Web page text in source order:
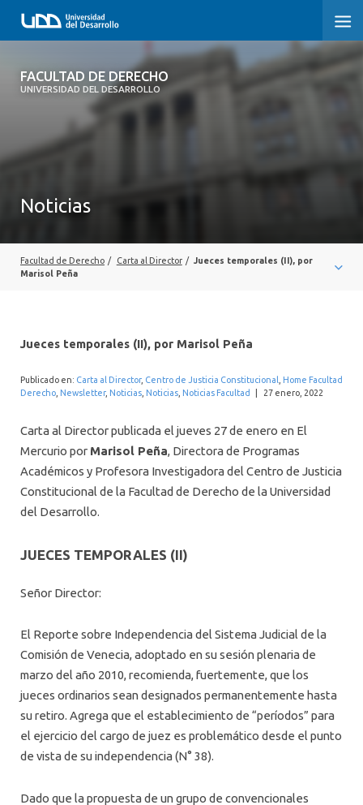
FACULTAD DE DERECHO
UNIVERSIDAD DEL DESARROLLO
FACULTAD DE DERECHO
SOBRE LA FACULTAD
PROFESORES
Noticias
Facultad de Derecho / Carta al Director / Jueces temporales (II), por
Marisol Peña
Jueces temporales (II), por Marisol Peña
Publicado en: Carta al Director, Centro de Justicia Constitucional Home Facultad
Derecho Newsletter, Noticias Noticias Noticias Facultad 27 enero, 2022
Carta al Director publicada el jueves 27 de enero en El
Mercurio por Marisol Peña, Directora de Programas
Académicos y Profesora Investigadora del Centro de Justicia
Constitucional de la Facultad de Derecho de la Universidad
del Desarrollo.
JUECES TEMPORALES (II)
Señor Director:
El Reporte sobre Independencia del Sistema Judicial de la
Comisión de Venecia, adoptado en su sesión plenaria de
marzo del año 2010, recomienda, fuertemente, que los
jueces ordinarios sean designados permanentemente hasta
su retiro. Agrega que el establecimiento de “períodos” para
el ejercicio del cargo de juez es problemático desde el punto
de vista de su independencia (N° 38).
Dado que la propuesta de un grupo de convencionales